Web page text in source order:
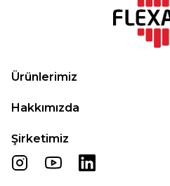
Ürünlerimiz
Hakkımızda
Şirketimiz